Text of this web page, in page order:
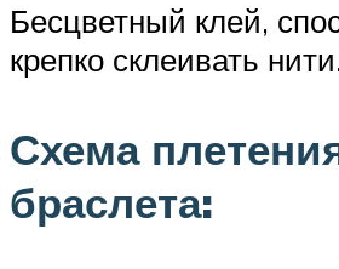
Бесцветный клей,
крепко склеивать
Схема
браслета: